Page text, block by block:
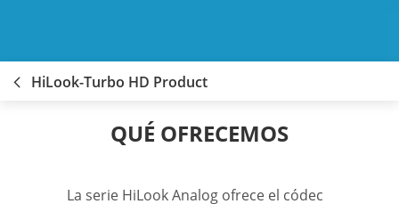
HiLook-Turbo HD Product
QUÉ OFRECEMOS
La serie HiLook Analog ofrece el códec